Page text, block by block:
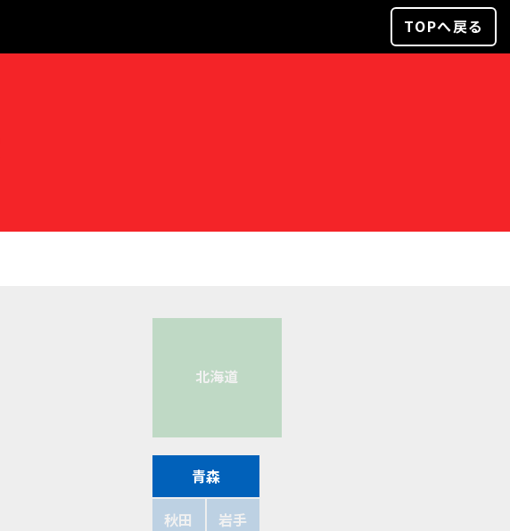
TOPへ戻る
北海道
青森
岩手
秋田